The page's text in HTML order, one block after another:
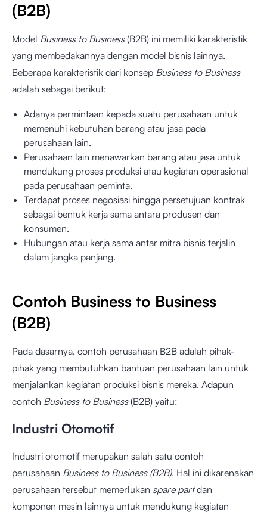
(B2B)
Model Business to Business(B2B) ini memiliki karakteristik
yang membedakannya dengan model bisnis lainnya.
Beberapa karakteristik dari konsep Business to Business
adalah sebagai berikut:
Adanya permintaan kepada suatu perusahaan untuk
memenuhi kebutuhan barang atau jasa pada
perusahaan lain.
Perusahaan lain menawarkan barang atau jasa untuk
mendukung proses produksi atau kegiatan operasional
pada perusahaan peminta.
Terdapat proses negosiasi hingga persetujuan kontrak
sebagai bentuk kerja sama antara produsen dan
konsumen.
Hubungan atau kerja sama antar mitra bisnis terjalin
dalam jangka panjang.
Contoh Business to Business
(B2B)
Pada dasarnya, contoh perusahaan B2B adalah pihak-
pihak yang membutuhkan bantuan perusahaan lain untuk
menjalankan kegiatan produksi bisnis mereka. Adapun
contoh Business to Business(B2B) yaitu:
Industri Otomotif
Industri otomotif merupakan salah satu contoh
perusahaan Business to Business (B2B). Hal ini dikarenakan
perusahaan tersebut memerlukan spare partdan
komponen mesin lainnya untuk mendukung kegiatan